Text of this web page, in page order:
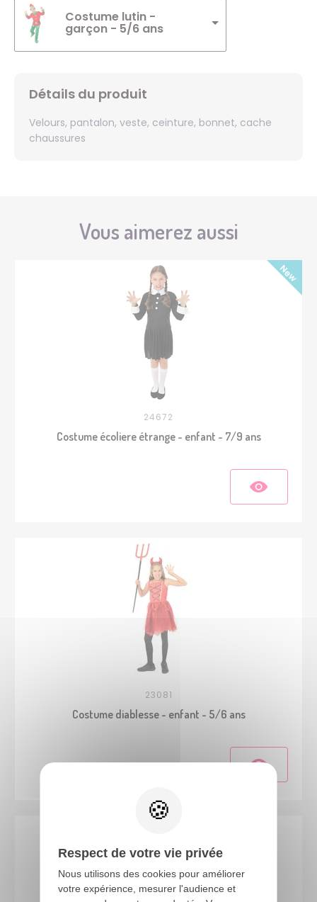
Costume lutin -
garçon - 5/6 ans
Détails du produit
Velours, pantalon, veste, ceinture, bonnet, cache
chaussures
Vous aimerez aussi
24672
Costume écoliere étrange - enfant - 7/9 ans
23081
Costume diablesse - enfant - 5/6 ans
Respect de votre vie privée
Nous utilisons des cookies pour améliorer
votre expérience, mesurer l'audience et